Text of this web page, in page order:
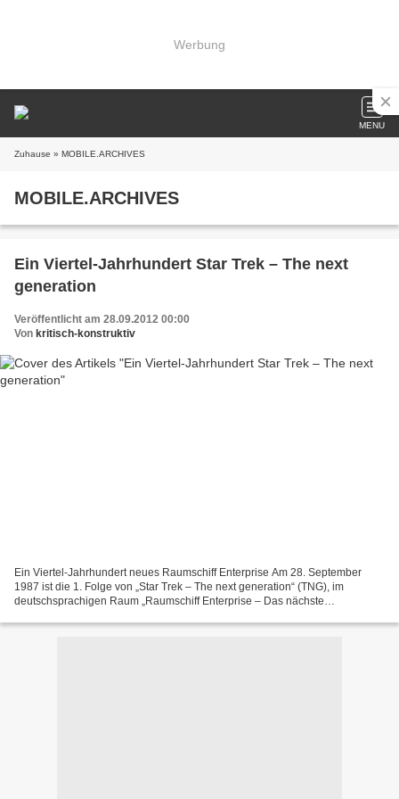
Werbung
MENU
Zuhause » MOBILE.ARCHIVES
MOBILE.ARCHIVES
Ein Viertel-Jahrhundert Star Trek – The next
generation
Veröffentlicht am 28.09.2012 00:00
Von kritisch-konstruktiv
Ein Viertel-Jahrhundert neues Raumschiff Enterprise Am 28. September
1987 ist die 1. Folge von „Star Trek – The next generation“ (TNG), im
deutschsprachigen Raum „Raumschiff Enterprise – Das nächste